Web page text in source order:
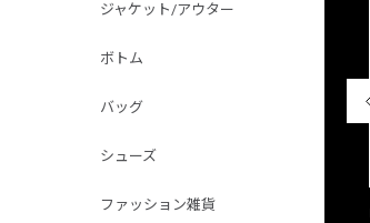
ジャケット/アウター
ボトム
バッグ
シューズ
ファッション雑貨
THE DUFFER OF ST.GEORGE